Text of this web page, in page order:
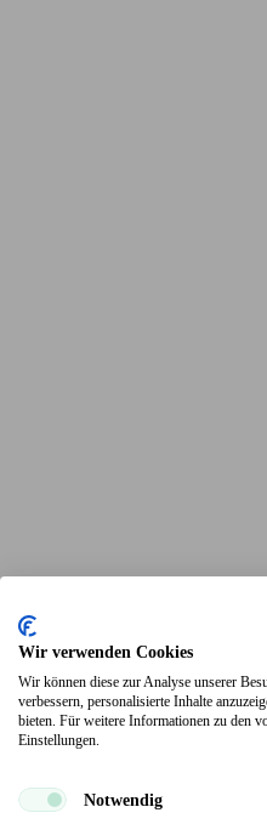
Wir verwenden Cookies
Wir können diese zur Analyse unserer
verbessern, personalisierte Inhalte
bieten. Für weitere Informationen zu den
Einstellungen.
Notwendig